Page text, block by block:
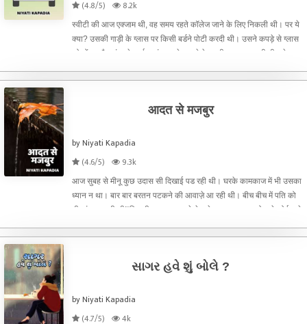
(4.8/5)
8.2k
स्वीटी की आज एक्जाम थी, वह समय रहते कॉलेज जाने के लिए निकली थी। पर ये
क्या? उसकी गाड़ी के ग्लास पर किसी बर्डने पोटी करदी थी। उसने कपड़े से ग्लास
को पोंछा और अंदर बेठ गई। अंदर जाके उसने देखा की ग्लास पर अभी भी सफ़ेद
आदत से मजबुर
by Niyati Kapadia
(4.6/5)
9.3k
आज सुबह से मीनू कुछ उदास सी दिखाई पड रही थी। घरके कामकाज में भी उसका
ध्यान न था। बार बार बरतन पटकने की आवाज़े आ रही थी। बीच बीच में पति को
भी डांट पड़ रही थी!“कितनी बार कहा तुमसे ये जूते यहा मत रखा करो। ये कोई जूते
સાગર હવે શું બોલે ?
by Niyati Kapadia
(4.7/5)
4k